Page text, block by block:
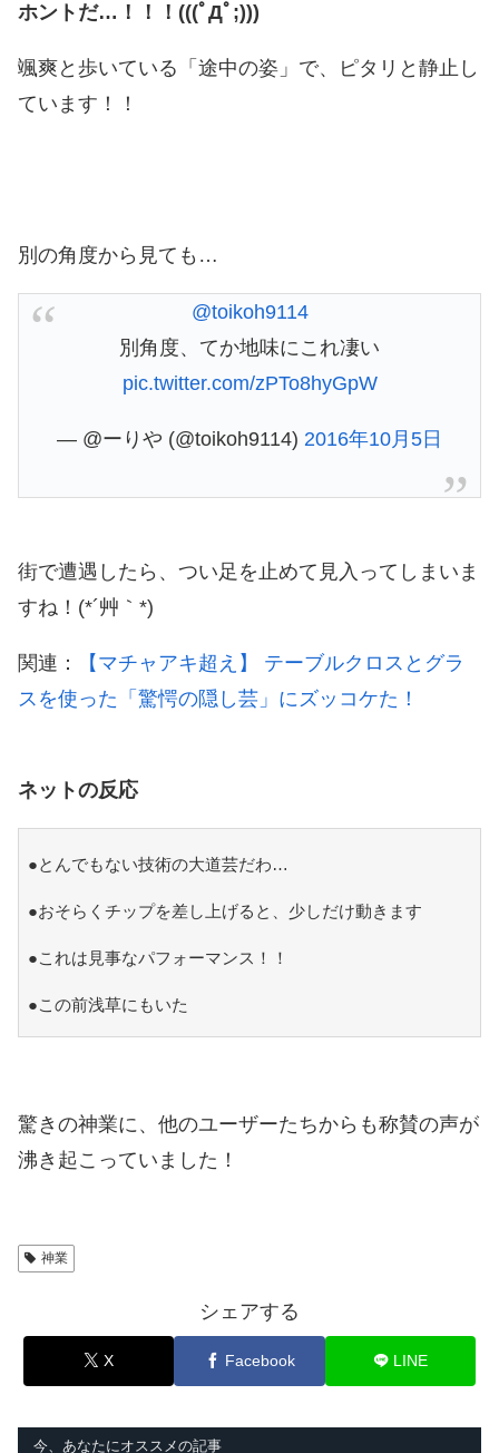
ホントだ…！！！(((ﾟДﾟ;)))
颯爽と歩いている「途中の姿」で、ピタリと静止し
ています！！
別の角度から見ても…
@toikoh9114
別角度、てか地味にこれ凄い
pic.twitter.com/zPTo8hyGpW
— @ーりや (@toikoh9114) 2016年10月5日
街で遭遇したら、つい足を止めて見入ってしまいま
すね！(*´艸｀*)
関連：
【マチャアキ超え】 テーブルクロスとグラ
スを使った「驚愕の隠し芸」にズッコケた！
ネットの反応
●とんでもない技術の大道芸だわ…
●おそらくチップを差し上げると、少しだけ動きます
●これは見事なパフォーマンス！！
●この前浅草にもいた
驚きの神業に、他のユーザーたちからも称賛の声が
沸き起こっていました！
神業
シェアする
X Facebook LINE
今、あなたにオススメの記事